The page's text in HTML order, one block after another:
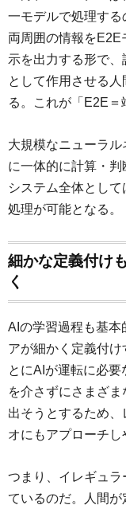
一モデルで処理す
両周囲の情報を
示を出力する形で
として作用させる
る。これが「E2E＝
大規模なニューラ
に一体的に計算・
システム全体とし
処理が可能となる。
細かな定義付け
く
AIの学習過程も基本
アが細かく定義付
とにAIが運転に必
を介さずにさまざ
出そうとするため
オにもアプローチし
つまり、イレギュ
ているのだ。人間